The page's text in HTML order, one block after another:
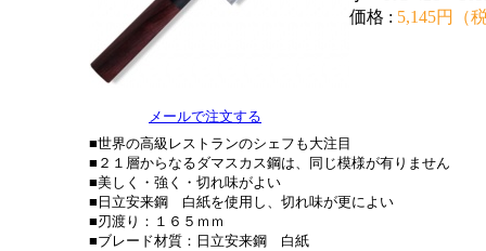
メールで注文する
価格 : 5,145円（
■世界の高級レストランのシェフも大注目
■２１層からなるダマスカス鋼は、同じ模様が有りません
■美しく・強く・切れ味がよい
■日立安来鋼 白紙を使用し、切れ味が更によい
■刃渡り：１６５ｍｍ
■ブレード材質：日立安来鋼 白紙